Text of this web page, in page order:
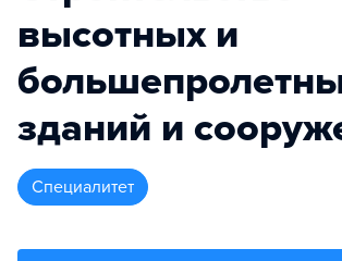
высотных и
зданий и
специалитет